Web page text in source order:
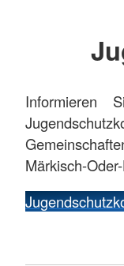
Informieren
Märkisch-